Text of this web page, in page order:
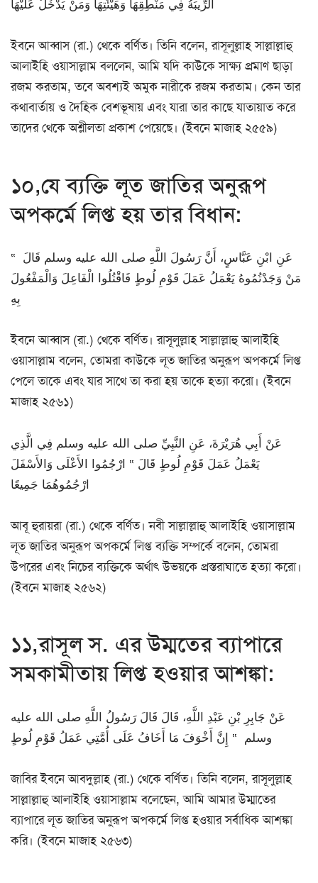
الرِّيبَةُ فِي مَنْطِقِهَا وَهَيْئَتِهَا وَمَنْ يَدْخُلُ عَلَيْهَا
ইবনে আব্বাস (রা.) থেকে বর্ণিত। তিনি বলেন, রাসূলুল্লাহ সাল্লাল্লাহু
আলাইহি ওয়াসাল্লাম বললেন, আমি যদি কাউকে সাক্ষ্য প্রমাণ ছাড়া
রজম করতাম, তবে অবশ্যই অমুক নারীকে রজম করতাম। কেন তার
কথাবার্তায় ও দৈহিক বেশভূষায় এবং যারা তার কাছে যাতায়াত করে
তাদের থেকে অশ্লীলতা প্রকাশ পেয়েছে। (ইবনে মাজাহ ২৫৫৯)
১০,যে ব্যক্তি লূত জাতির অনুরূপ
অপকর্মে লিপ্ত হয় তার বিধান:
عَنِ ابْنِ عَبَّاسٍ، أَنَّ رَسُولَ اللَّهِ صلى الله عليه وسلم قَالَ ‏ “‏
مَنْ وَجَدْتُمُوهُ يَعْمَلُ عَمَلَ قَوْمِ لُوطٍ فَاقْتُلُوا الْفَاعِلَ وَالْمَفْعُولَ
بِهِ
ইবনে আব্বাস (রা.) থেকে বর্ণিত। রাসূলুল্লাহ সাল্লাল্লাহু আলাইহি
ওয়াসাল্লাম বলেন, তোমরা কাউকে লূত জাতির অনুরূপ অপকর্মে লিপ্ত
পেলে তাকে এবং যার সাথে তা করা হয় তাকে হত্যা করো। (ইবনে
মাজাহ ২৫৬১)
عَنْ أَبِي هُرَيْرَةَ، عَنِ النَّبِيِّ صلى الله عليه وسلم فِي الَّذِي
يَعْمَلُ عَمَلَ قَوْمِ لُوطٍ قَالَ‏ “‏ ارْجُمُوا الأَعْلَى وَالأَسْفَلَ
ارْجُمُوهُمَا جَمِيعًا
আবূ হুরায়রা (রা.) থেকে বর্ণিত। নবী সাল্লাল্লাহু আলাইহি ওয়াসাল্লাম
লূত জাতির অনুরূপ অপকর্মে লিপ্ত ব্যক্তি সম্পর্কে বলেন, তোমরা
উপরের এবং নিচের ব্যক্তিকে অর্থাৎ উভয়কে প্রস্তরাঘাতে হত্যা করো।
(ইবনে মাজাহ ২৫৬২)
১১,রাসূল স. এর উম্মতের ব্যাপারে
সমকামীতায় লিপ্ত হওয়ার আশঙ্কা:
عَنْ جَابِرِ بْنِ عَبْدِ اللَّهِ، قَالَ قَالَ رَسُولُ اللَّهِ صلى الله عليه
وسلم ‏ “‏ إِنَّ أَخْوَفَ مَا أَخَافُ عَلَى أُمَّتِي عَمَلُ قَوْمِ لُوطٍ
জাবির ইবনে আবদুল্লাহ (রা.) থেকে বর্ণিত। তিনি বলেন, রাসূলুল্লাহ
সাল্লাল্লাহু আলাইহি ওয়াসাল্লাম বলেছেন, আমি আমার উম্মাতের
ব্যাপারে লূত জাতির অনুরূপ অপকর্মে লিপ্ত হওয়ার সর্বাধিক আশঙ্কা
করি। (ইবনে মাজাহ ২৫৬৩)